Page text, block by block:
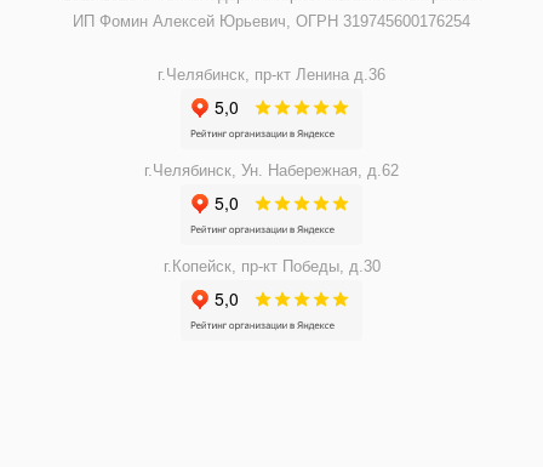
ИП Фомин Алексей Юрьевич, ОГРН 319745600176254
г.Челябинск, пр-кт Ленина д.36
г.Челябинск, Ун. Набережная, д.62
г.Копейск, пр-кт Победы, д.30